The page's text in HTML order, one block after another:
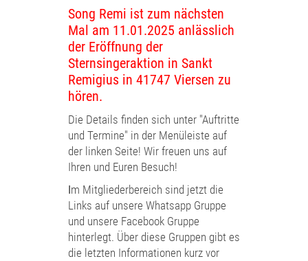
Song Remi ist zum nächsten
Mal am 11.01.2025 anlässlich
der Eröffnung der
Sternsingeraktion in Sankt
Remigius in 41747 Viersen zu
hören.
Die Details finden sich unter "Auftritte
und Termine" in der Menüleiste auf
der linken Seite! Wir freuen uns auf
Ihren und Euren Besuch!
Im Mitgliederbereich sind jetzt die
Links auf unsere Whatsapp Gruppe
und unsere Facebook Gruppe
hinterlegt. Über diese Gruppen gibt es
die letzten Informationen kurz vor